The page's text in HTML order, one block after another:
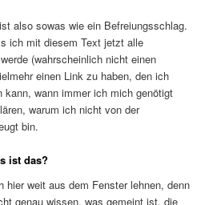
also sowas wie ein Befreiungsschlag.
ich mit diesem Text jetzt alle
(wahrscheinlich nicht einen
einen Link zu haben, den ich
kann, wann immer ich mich genötigt
warum ich nicht von der
bin.
ist das?
hier weit aus dem Fenster lehnen, denn
genau wissen, was gemeint ist, die